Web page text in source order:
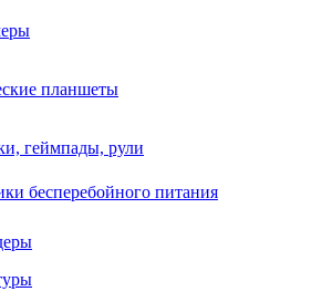
планшеты
геймпады, рули
бесперебойного питания